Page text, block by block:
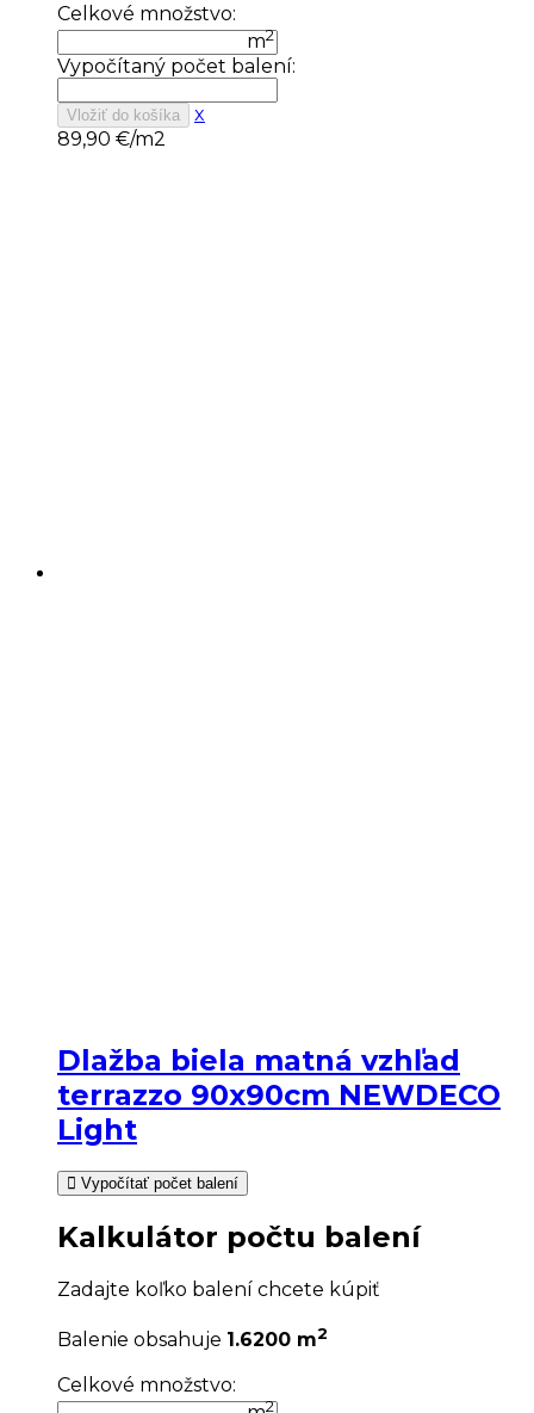
Celkové množstvo:
m2
Vypočítaný počet balení:
Vložiť do košíka
x
89,90 €/m2
Dlažba biela matná vzhľad
terrazzo 90x90cm NEWDECO
Light
Vypočítať počet balení
Kalkulátor počtu balení
Zadajte koľko balení chcete kúpiť
Balenie obsahuje 1.6200 m2
Celkové množstvo:
2